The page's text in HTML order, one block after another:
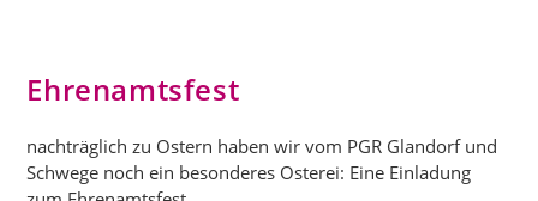
Ehrenamtsfest
nachträglich zu Ostern haben wir vom PGR Glandorf und
Schwege noch ein besonderes Osterei: Eine Einladung